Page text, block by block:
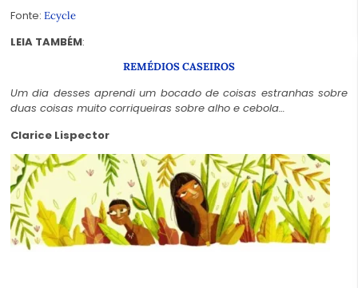
Fonte: Ecycle
LEIA TAMBÉM:
REMÉDIOS CASEIROS
Um dia desses aprendi um bocado de coisas estranhas sobre
duas coisas muito corriqueiras sobre alho e cebola…
Clarice Lispector